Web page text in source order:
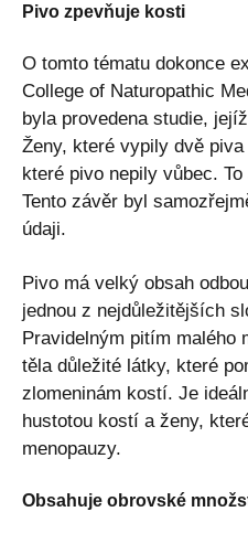
Pivo zpevňuje kosti
O tomto tématu dokonce
College of Naturopathic
byla provedena studie,
Ženy, které vypily dvě
které pivo nepily vůbec.
Tento závěr byl
údaji.
Pivo má velký obsah
jednou z nejdůležitějších
Pravidelným pitím malého
těla důležité látky, které
zlomeninám kostí. Je
hustotou kostí a ženy,
menopauzy.
Obsahuje obrovské